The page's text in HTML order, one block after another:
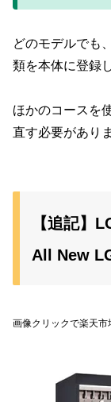
どのモデルでも
類を本体に登録
ほかのコースを
直す必要があり
【追記】
All New
画像クリックで楽天市